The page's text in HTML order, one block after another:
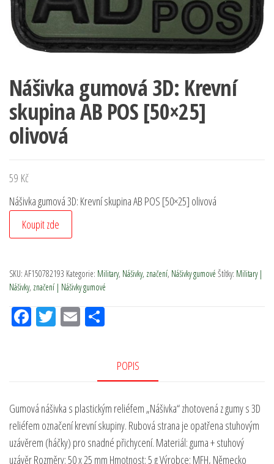
Nášivka gumová 3D: Krevní
skupina AB POS [50×25]
olivová
59 Kč
Nášivka gumová 3D: Krevní skupina AB POS [50×25] olivová
Koupit zde
SKU: AF150782193 Kategorie: Military, Nášivky, značení, Nášivky gumové Štítky: Military |
Nášivky, značení | Nášivky gumové
Fac Tw Em
POPIS
Gumová nášivka s plastickým reliéfem „Nášivka“ zhotovená z gumy s 3D
reliéfem označení krevní skupiny. Rubová strana je opatřena stuhovým
uzávěrem (háčky) pro snadné přichycení. Materiál: guma + stuhový
uzávěr Rozměry: 50 x 25 mm Hmotnost: 5 g Výrobce: MFH, Německo